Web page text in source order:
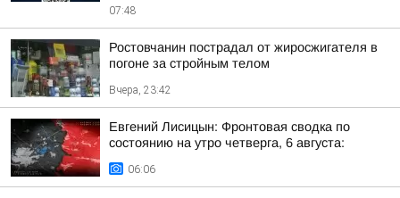
07:48
Ростовчанин пострадал от жиросжигателя в
погоне за стройным телом
Вчера, 23:42
Евгений Лисицын: Фронтовая сводка по
состоянию на утро четверга, 6 августа:
06:06